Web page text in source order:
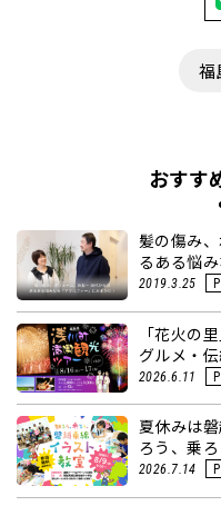
福
おすす
髪の傷み
るある悩
2019.3.25
「花火の
グルメ・
2026.6.11
夏休みは
ろう、乗
2026.7.14